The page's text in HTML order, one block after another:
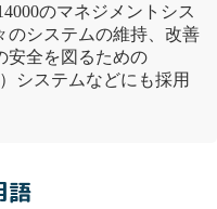
のマネジメントシス
のシステムの維持、改善
安全を図るための
システムなどにも採用
語